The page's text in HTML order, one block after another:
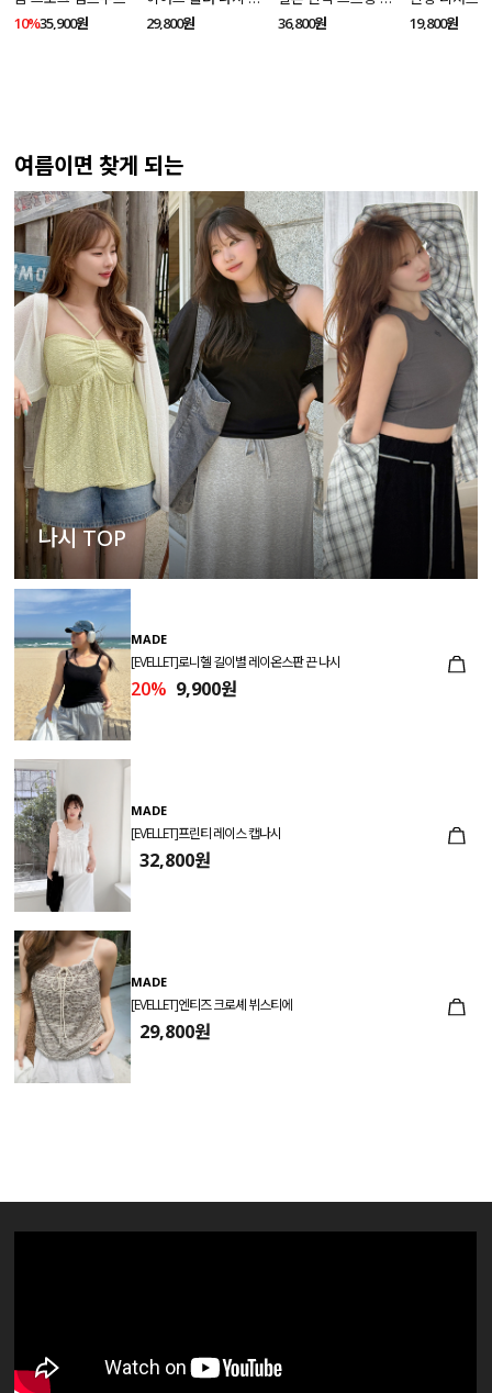
10%35,900원
디건 티셔츠
29,800원
브드 밴딩팬츠
36,800원
19,800원
여름이면 찾게 되는
나시 TOP
MADE
[EVELLET]로니헬 길이별 레이온스판 끈 나시
20% 9,900원
MADE
[EVELLET]프린티 레이스 캡나시
32,800원
MADE
[EVELLET]엔티즈 크로셰 뷔스티에
29,800원